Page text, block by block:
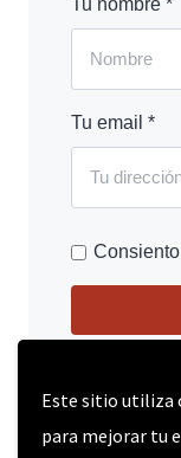
Este sitio utiliza
para mejorar tu
Tu nombre *
Tu email *